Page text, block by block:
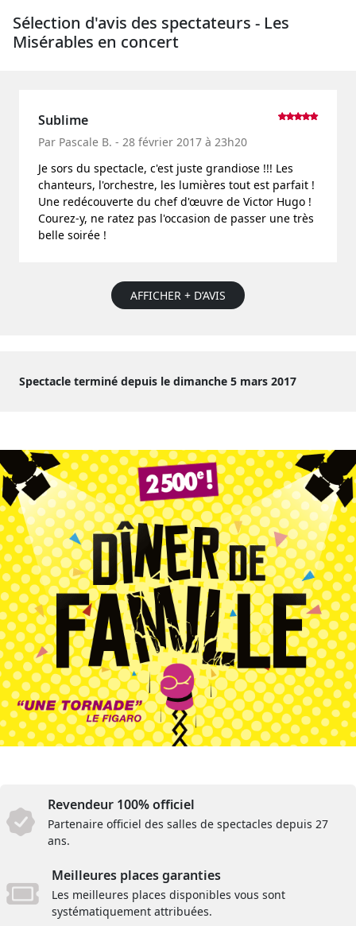
Sélection d'avis des spectateurs - Les
Misérables en concert
Sublime
Par Pascale B. - 28 février 2017 à 23h20
Je sors du spectacle, c'est juste grandiose !!! Les
chanteurs, l'orchestre, les lumières tout est parfait !
Une redécouverte du chef d'œuvre de Victor Hugo !
Courez-y, ne ratez pas l'occasion de passer une très
belle soirée !
AFFICHER + D’AVIS
Spectacle terminé depuis le dimanche 5 mars 2017
Revendeur 100% officiel
Partenaire officiel des salles de spectacles depuis 27
ans.
Meilleures places garanties
Les meilleures places disponibles vous sont
systématiquement attribuées.